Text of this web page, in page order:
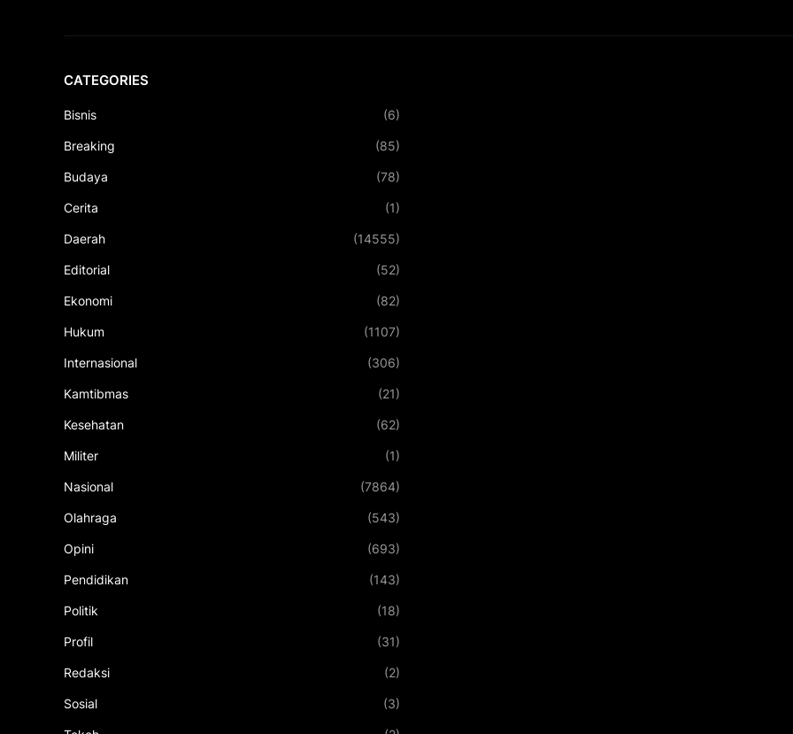
CATEGORIES
Bisnis (6)
Breaking (85)
Budaya (78)
Cerita (1)
Daerah (14555)
Editorial (52)
Ekonomi (82)
Hukum (1107)
Internasional (306)
Kamtibmas (21)
Kesehatan (62)
Militer (1)
Nasional (7864)
Olahraga (543)
Opini (693)
Pendidikan (143)
Politik (18)
Profil (31)
Redaksi (2)
Sosial (3)